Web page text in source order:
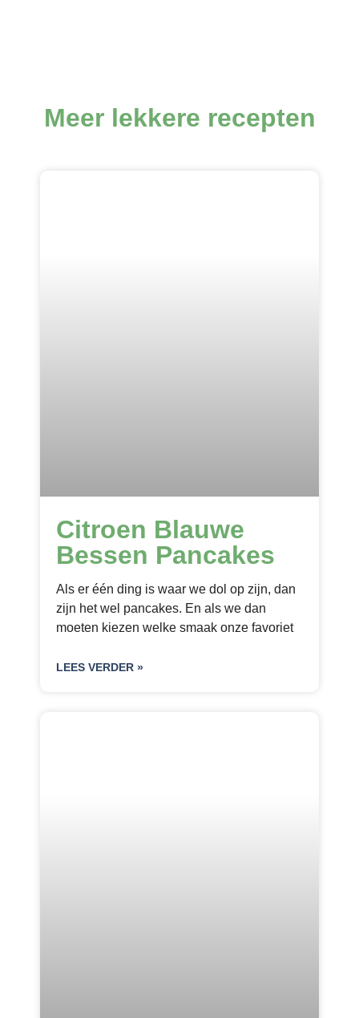
Meer lekkere recepten
Citroen Blauwe
Bessen Pancakes
Als er één ding is waar we dol op zijn, dan
zijn het wel pancakes. En als we dan
moeten kiezen welke smaak onze favoriet
LEES VERDER »